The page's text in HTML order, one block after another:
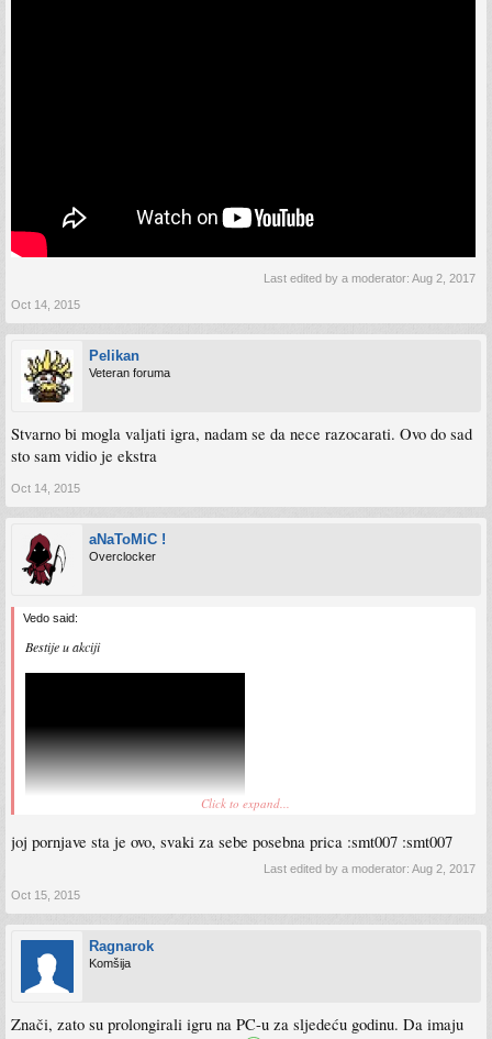
Last edited by a moderator: Aug 2, 2017
Oct 14, 2015
Pelikan
Veteran foruma
Stvarno bi mogla valjati igra, nadam se da nece razocarati. Ovo do sad
sto sam vidio je ekstra
Oct 14, 2015
aNaToMiC !
Overclocker
Vedo said:
Bestije u akciji
Click to expand...
joj pornjave sta je ovo, svaki za sebe posebna prica :smt007 :smt007
Last edited by a moderator: Aug 2, 2017
Oct 15, 2015
Ragnarok
Komšija
Znači, zato su prolongirali igru na PC-u za sljedeću godinu. Da imaju